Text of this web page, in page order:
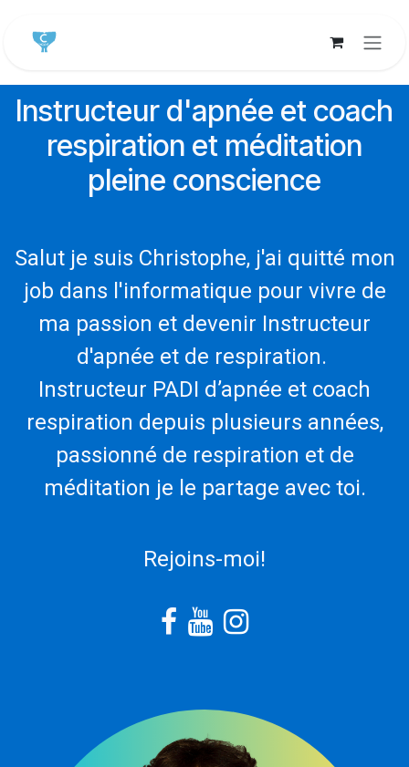
Instructeur d'apnée et coach
respiration et méditation
pleine conscience
Salut je suis Christophe, j'ai quitté mon
job dans l'informatique pour vivre de
ma passion et devenir Instructeur
d'apnée et de respiration.
Instructeur PADI d’apnée et coach
respiration depuis plusieurs années,
passionné de respiration et de
méditation je le partage avec toi.
Rejoins-moi!